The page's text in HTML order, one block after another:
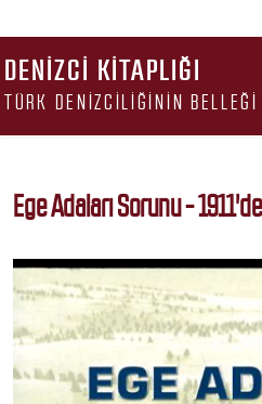
DENIZCI KITAPLIĞI
TÜRK DENIZCILIĞININ BELLEĞI
Ege Adaları Sorunu -